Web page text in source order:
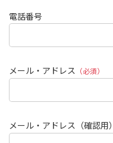
電話番号
メール・アドレス （必須）
メール・アドレス（確認用）